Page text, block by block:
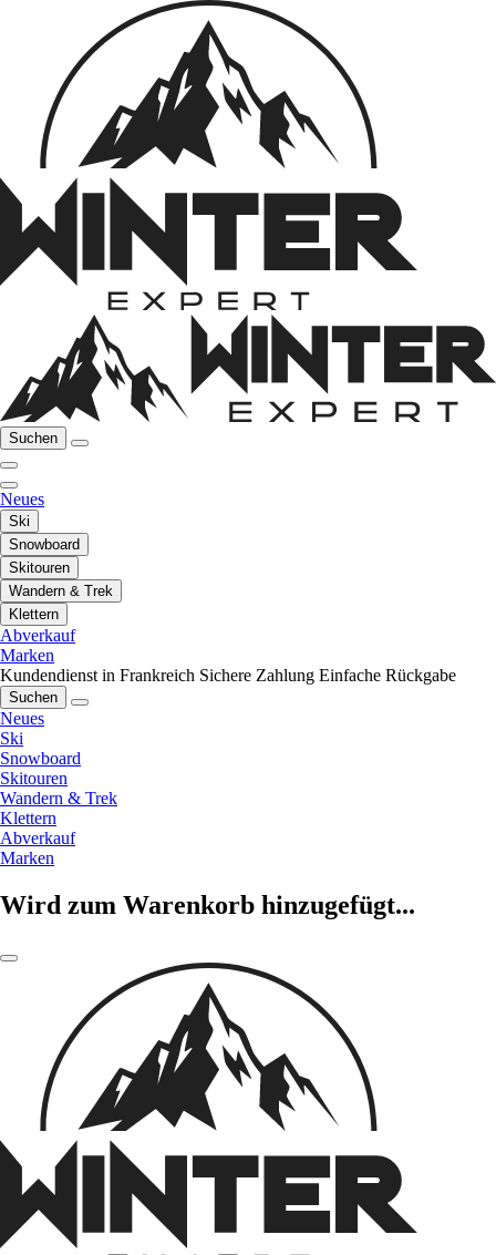
Suchen
Neues
Ski
Snowboard
Skitouren
Wandern & Trek
Klettern
Abverkauf
Marken
Kundendienst in Frankreich Sichere Zahlung Einfache Rückgabe
Suchen
Neues
Ski
Snowboard
Skitouren
Wandern & Trek
Klettern
Abverkauf
Marken
Wird zum Warenkorb hinzugefügt...